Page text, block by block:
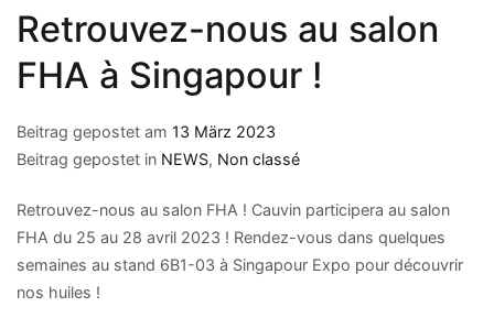
Retrouvez-nous au salon
FHA à Singapour !
Beitrag gepostet am 13 März 2023
Beitrag gepostet in NEWS, Non classé
Retrouvez-nous au salon FHA ! Cauvin participera au salon
FHA du 25 au 28 avril 2023 ! Rendez-vous dans quelques
semaines au stand 6B1-03 à Singapour Expo pour découvrir
nos huiles !